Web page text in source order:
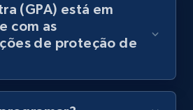
posts - Discovery videos
Views, and more.
(GPA) está em
com as
de proteção de